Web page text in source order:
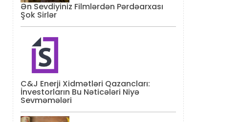
Ən Sevdiyiniz Filmlərdən Pərdəarxası
Şok Sirlər
C&J Enerji Xidmətləri Qazancları:
İnvestorların Bu Nəticələri Niyə
Sevməmələri